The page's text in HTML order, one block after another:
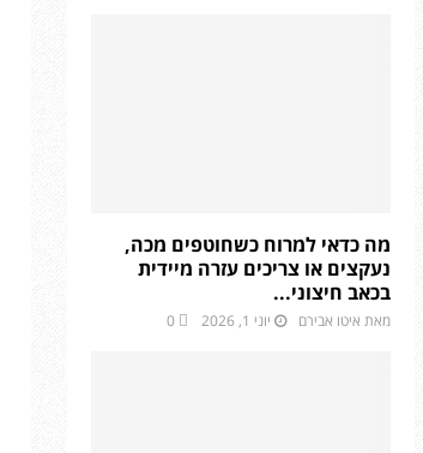
מה כדאי למרוח כשחוטפים מכה,
נעקצים או צריכים עזרה מיידית
בכאב חיצוני...
מאת איטו אבירם יוני 1, 2026 0